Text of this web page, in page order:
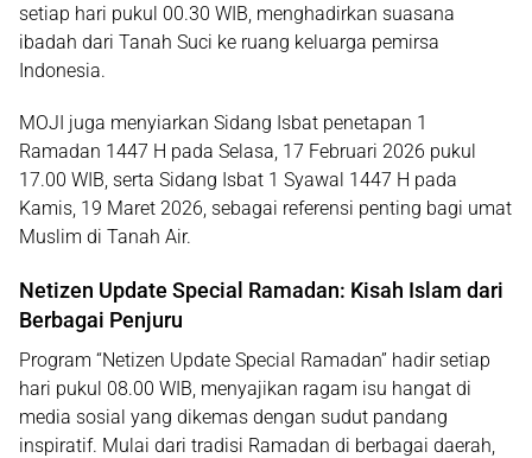
setiap hari pukul 00.30 WIB , menghadirkan suasana
ibadah dari Tanah Suci ke ruang keluarga pemirsa
Indonesia.
MOJI juga menyiarkan Sidang Isbat penetapan 1
Ramadan 1447 H pada Selasa, 17 Februari 2026 pukul
17.00 WIB , serta Sidang Isbat 1 Syawal 1447 H pada
Kamis, 19 Maret 2026 , sebagai referensi penting bagi umat
Muslim di Tanah Air.
Netizen Update Special Ramadan: Kisah Islam dari
Berbagai Penjuru
Program “Netizen Update Special Ramadan” hadir setiap
hari pukul 08.00 WIB , menyajikan ragam isu hangat di
media sosial yang dikemas dengan sudut pandang
inspiratif. Mulai dari tradisi Ramadan di berbagai daerah,